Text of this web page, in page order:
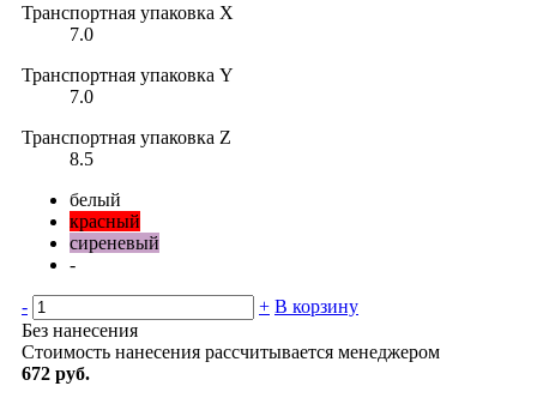
Транспортная упаковка X
7.0
Транспортная упаковка Y
7.0
Транспортная упаковка Z
8.5
белый
красный
сиреневый
-
- + В корзину
Без нанесения
Стоимость нанесения рассчитывается менеджером
672 руб.